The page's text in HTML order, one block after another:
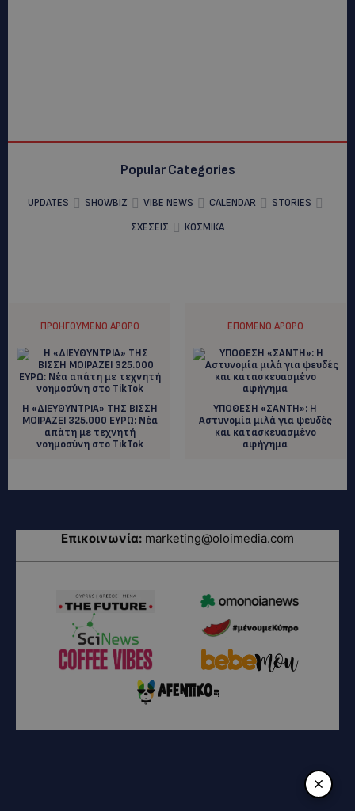
Popular Categories
UPDATES SHOWBIZ VIBE NEWS CALENDAR
STORIES
ΣΧΕΣΕΙΣ
ΚΟΣΜΙΚΑ
ΠΡΟΗΓΟΎΜΕΝΟ ΆΡΘΡΟ
Η «ΔΙΕΥΘΥΝΤΡΙΑ» ΤΗΣ ΒΙΣΣΗ
ΜΟΙΡΑΖΕΙ 325.000 ΕΥΡΩ: Νέα
απάτη με τεχνητή
νοημοσύνη στο TikTok
ΕΠΌΜΕΝΟ ΆΡΘΡΟ
ΥΠΟΘΕΣΗ «ΣΑΝΤΗ»: Η
Αστυνομία μιλά για ψευδές
και κατασκευασμένο
αφήγημα
Επικοινωνία: marketing@oloimedia.com